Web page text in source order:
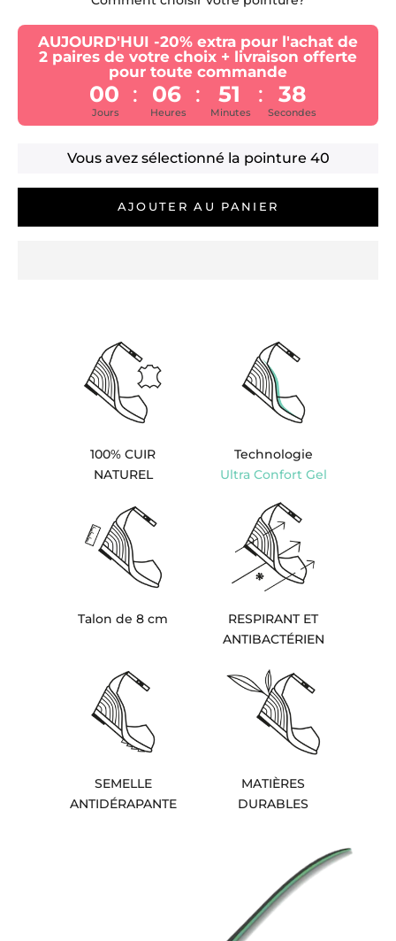
AUJOURD'HUI -20% extra pour l'achat de
2 paires de votre choix + livraison offerte
pour toute commande
00 : 06 : 51 : 38
Jours Heures Minutes Secondes
Vous avez sélectionné la pointure 40
AJOUTER AU PANIER
100% CUIR
NATUREL
Technologie
Ultra Confort Gel
Talon de 8 cm
RESPIRANT ET
ANTIBACTÉRIEN
SEMELLE
ANTIDÉRAPANTE
MATIÈRES
DURABLES